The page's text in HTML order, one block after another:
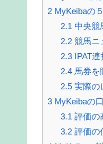
2 MyKeibaの
2.1中央競
2.2競馬ニ
2.3IPAT連
2.4馬券を
2.5実際の
3 MyKeibaの
3.1評価の
3.2評価の